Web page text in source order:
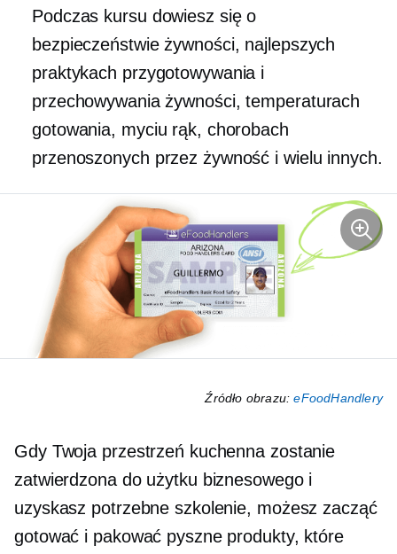
Podczas kursu dowiesz się o
bezpieczeństwie żywności, najlepszych
praktykach przygotowywania i
przechowywania żywności, temperaturach
gotowania, myciu rąk, chorobach
przenoszonych przez żywność i wielu innych.
Źródło obrazu:eFoodHandlery
Gdy Twoja przestrzeń kuchenna zostanie
zatwierdzona do użytku biznesowego i
uzyskasz potrzebne szkolenie, możesz zacząć
gotować i pakować pyszne produkty, które